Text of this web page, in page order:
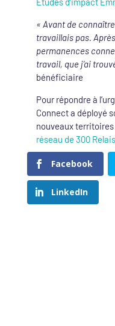
« Avant de
travaillais pas.
permanences
travail, que j’ai
bénéficiaire
Pour répondre à
Connect a déployé
nouveaux
réseau de 300
Facebook
LinkedIn